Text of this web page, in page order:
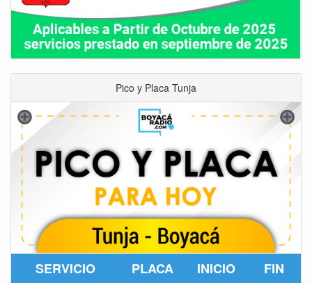
Pico y Placa Tunja
SERVICIO PLACA INICIO FIN